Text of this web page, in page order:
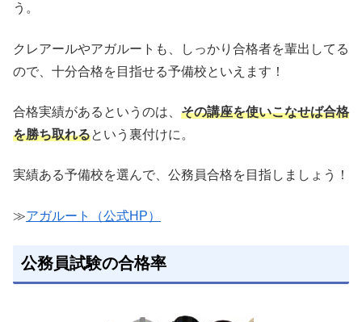
う。
クレアールやアガルートも、しっかり合格者を輩出してる
ので、十分合格を目指せる予備校といえます！
合格実績があるというのは、 その講座を使いこなせば合格
を勝ち取れるという裏付けに。
実績ある予備校を選んで、公務員合格を目指しましょう！
≫アガルート（公式HP）
公務員試験の合格率